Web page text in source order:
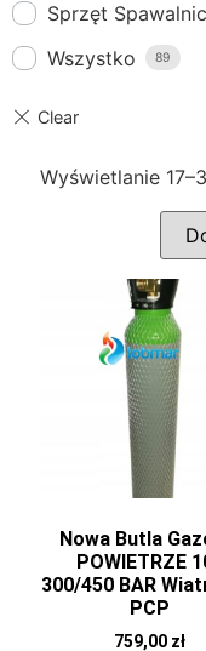
Sprzęt
Wszystko 89
Wyświetlanie
Nowa Butla
POWIETRZE
300/450 BAR
PCP
759,00 zł